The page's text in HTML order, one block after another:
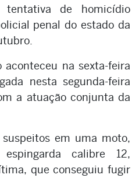
de homicídio
penal do estado da
aconteceu na sexta-feira
nesta segunda-feira
a atuação conjunta da
em uma moto,
calibre 12,
que conseguiu fugir